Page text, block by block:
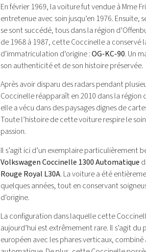
En février 1969, la voiture fut vendue à Mme
entretenue avec soin jusqu’en 1976. Ensuite,
se sont succédé, tous dans la région
de 1968 à 1987, cette Coccinelle a conservé
d’immatriculation d’origine :OG-KC-90. Un
son authenticité et de son histoire préservée.
Après avoir disparu des radars pendant
Coccinelle réapparaît en 2010 dans la région
elle a vécu dans des paysages dignes de
Toute l’histoire de cette voiture respire le
passion.
Il s’agit ici d’un exemplaire particulièrement
Volkswagen Coccinelle 1300 Automatique
Rouge Royal L30A. La voiture a été
quelques années, tout en conservant
d’origine.
La configuration dans laquelle cette
aujourd’hui est extrêmement rare. Il s’agit
européen avec les phares verticaux,